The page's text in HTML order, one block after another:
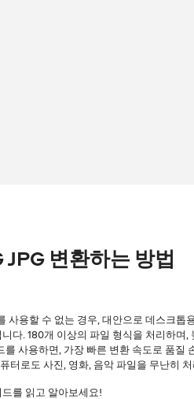
변환하는 방법
용할 수 없는 경우, 대안으로 데스크톱
다. 180개 이상의 파일 형식을 처리하며,
사용하면, 가장 빠른 변환 속도로 품질
로도 사진, 영화, 음악 파일을 무난히 처
를 읽고 알아보세요!